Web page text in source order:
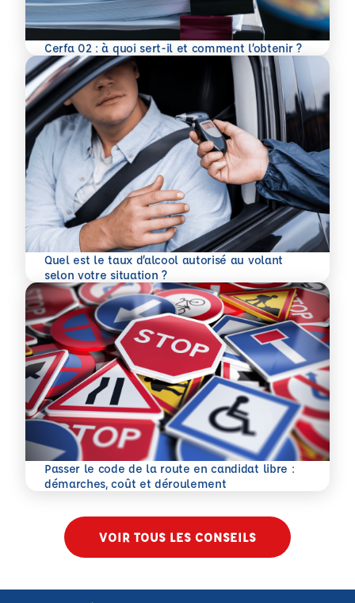
Cerfa 02 : à quoi sert-il et comment l’obtenir ?
En savoir plus
Quel est le taux d’alcool autorisé au volant
selon votre situation ?
En savoir plus
Passer le code de la route en candidat libre :
démarches, coût et déroulement
En savoir plus
VOIR TOUS LES CONSEILS